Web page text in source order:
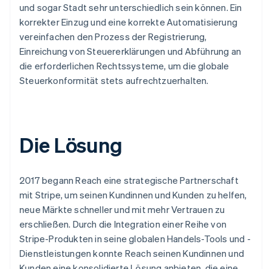
und sogar Stadt sehr unterschiedlich sein können. Ein
korrekter Einzug und eine korrekte Automatisierung
vereinfachen den Prozess der Registrierung,
Einreichung von Steuererklärungen und Abführung an
die erforderlichen Rechtssysteme, um die globale
Steuerkonformität stets aufrechtzuerhalten.
Die Lösung
2017 begann Reach eine strategische Partnerschaft
mit Stripe, um seinen Kundinnen und Kunden zu helfen,
neue Märkte schneller und mit mehr Vertrauen zu
erschließen. Durch die Integration einer Reihe von
Stripe-Produkten in seine globalen Handels-Tools und -
Dienstleistungen konnte Reach seinen Kundinnen und